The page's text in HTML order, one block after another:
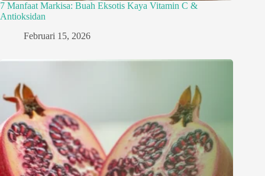
7 Manfaat Markisa: Buah Eksotis Kaya Vitamin C &
Antioksidan
Februari 15, 2026